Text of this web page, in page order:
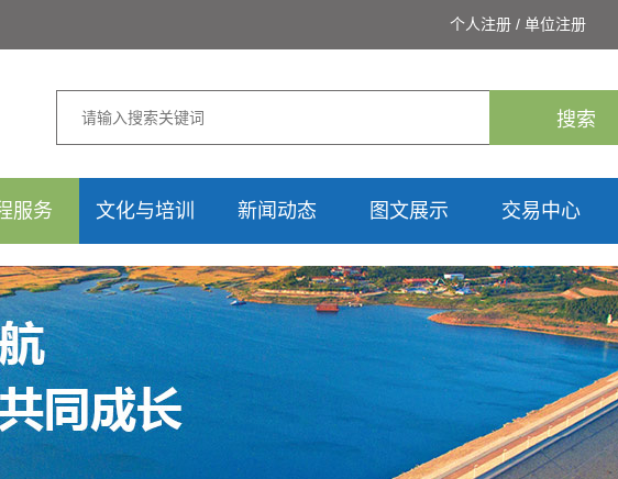
个人注册 / 单位注册
搜索
服务 文化与培训 新闻动态 图文展示 交易中心